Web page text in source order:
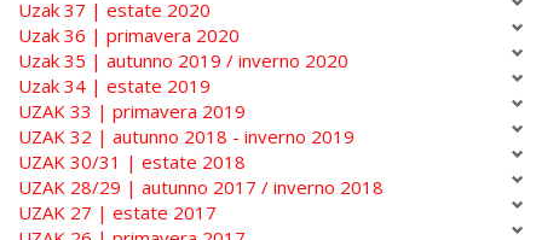
Uzak 37 | estate 2020
Uzak 36 | primavera 2020
Uzak 35 | autunno 2019 / inverno 2020
Uzak 34 | estate 2019
UZAK 33 | primavera 2019
UZAK 32 | autunno 2018 - inverno 2019
UZAK 30/31 | estate 2018
UZAK 28/29 | autunno 2017 / inverno 2018
UZAK 27 | estate 2017